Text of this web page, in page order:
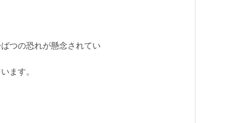
つの恐れが懸念されてい
ます。